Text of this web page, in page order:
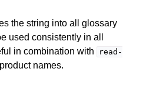
the string into all glossary
used consistently in all
in combination with
read-
names.